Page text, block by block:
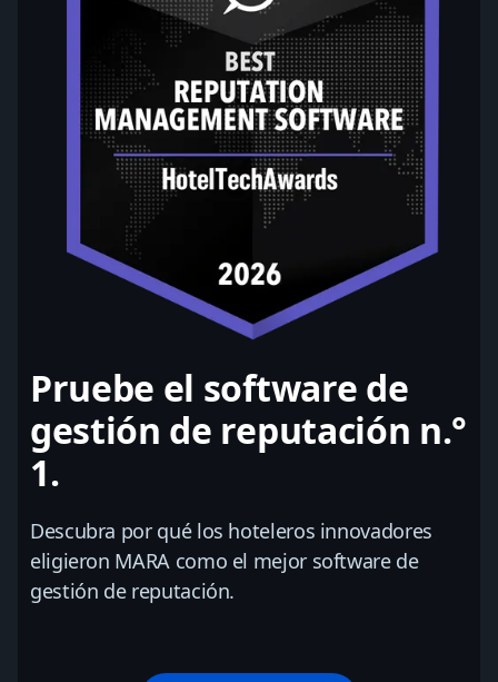
Pruebe el software de
gestión de reputación n.°
1.
Descubra por qué los hoteleros innovadores
eligieron MARA como el mejor software de
gestión de reputación.